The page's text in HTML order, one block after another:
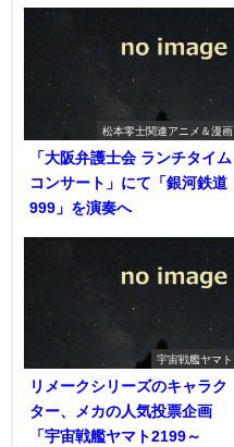
松本零士関連アニメ＆漫画
「大阪弁護士会 ランチタイム
コンサート」にて「銀河鉄道
999」を演奏へ
宇宙戦艦ヤマト
リメークシリーズのキャラク
ター、メカの人気投票企画
「宇宙戦艦ヤマト2199～